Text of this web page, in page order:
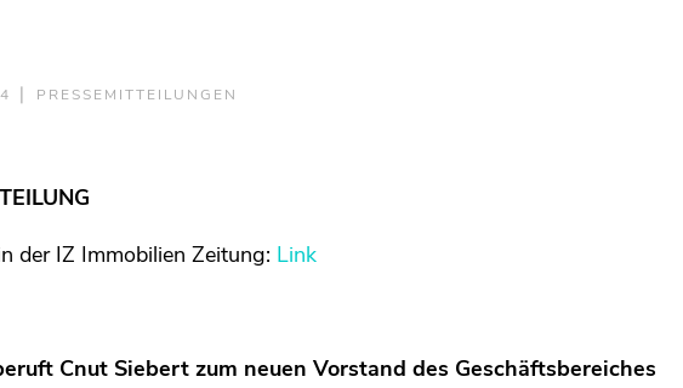
❘ PRESSEMITTEILUNGEN
der IZ Immobilien Zeitung: Link
Cnut Siebert zum neuen Vorstand des Geschäftsbereiches